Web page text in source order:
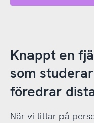
Knappt en
som
föredrar
När vi tittar på